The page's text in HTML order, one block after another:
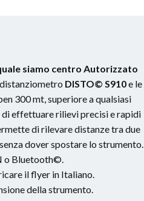
siamo centro Autorizzato
DISTO© S910e le
300 mt, superiore a qualsiasi
effettuare rilievi precisi e rapidi
di rilevare distanze tra due
dover spostare lo strumento.
o Bluetooth©.
il flyer in Italiano.
della strumento.